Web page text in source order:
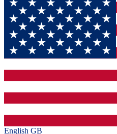
English GB‎